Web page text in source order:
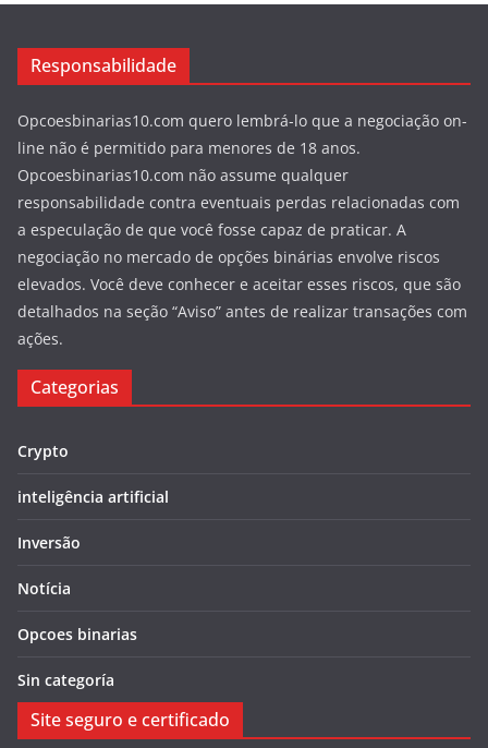
Responsabilidade
Opcoesbinarias10.com quero lembrá-lo que a negociação on-
line não é permitido para menores de 18 anos.
Opcoesbinarias10.com não assume qualquer
responsabilidade contra eventuais perdas relacionadas com
a especulação de que você fosse capaz de praticar. A
negociação no mercado de opções binárias envolve riscos
elevados. Você deve conhecer e aceitar esses riscos, que são
detalhados na seção “Aviso” antes de realizar transações com
ações.
Categorias
Crypto
inteligência artificial
Inversão
Notícia
Opcoes binarias
Sin categoría
Site seguro e certificado